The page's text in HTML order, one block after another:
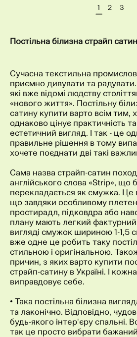
1 2 3
Постільна білизна страйп сатин
Сучасна текстильна
приємно дивувати та радувати.
які вже відомі людству
«нового життя». Постільну
сатину купити варто всім тим,
однаково цінує практичність
естетичний вигляд. І так - це
правильне рішення в тому
хочете поєднати дві такі
Сама назва страйп-сатин
англійського слова «Strip», що
перекладається як смужка. Це
що завдяки особливому
простирадл, підковдра або
плану мають легкий
вигляді смужок шириною 1-1,5
вже одне це робить таку
стильною і оригінальною.
причин, з яких варто купити
страйп-сатину в Україні. І
виправдовує себе.
• Така постільна білизна
та лаконічно. Відповідно,
будь-якого інтер'єру спальні.
так це просто вибрати бажаний